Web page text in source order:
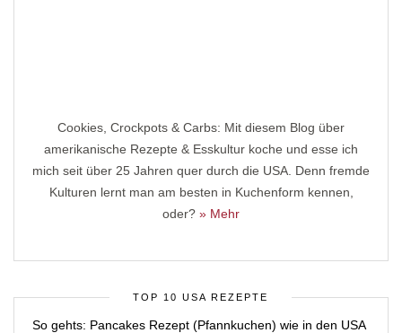
Cookies, Crockpots & Carbs: Mit diesem Blog über
amerikanische Rezepte & Esskultur koche und esse ich
mich seit über 25 Jahren quer durch die USA. Denn fremde
Kulturen lernt man am besten in Kuchenform kennen,
oder? » Mehr
TOP 10 USA REZEPTE
So gehts: Pancakes Rezept (Pfannkuchen) wie in den USA